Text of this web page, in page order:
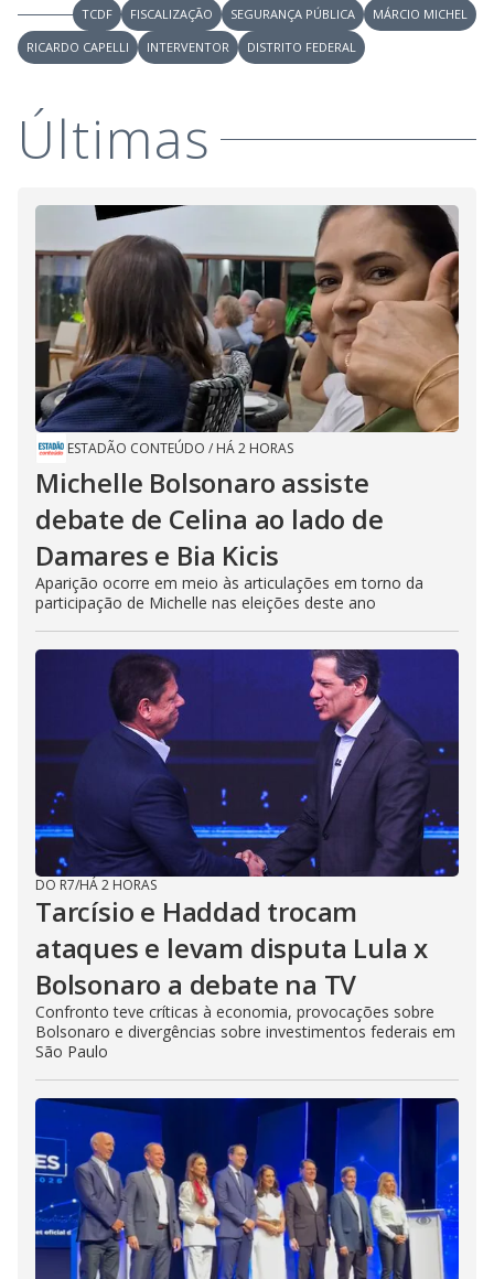
TCDF FISCALIZAÇÃO SEGURANÇA PÚBLICA
MÁRCIO MICHEL
RICARDO CAPELLI
INTERVENTOR DISTRITO FEDERAL
Últimas
ESTADÃO CONTEÚDO / HÁ 2 HORAS
Michelle Bolsonaro assiste
debate de Celina ao lado de
Damares e Bia Kicis
Aparição ocorre em meio às articulações em torno da
participação de Michelle nas eleições deste ano
DO R7/HÁ 2 HORAS
Tarcísio e Haddad trocam
ataques e levam disputa Lula x
Bolsonaro a debate na TV
Confronto teve críticas à economia, provocações sobre
Bolsonaro e divergências sobre investimentos federais em
São Paulo